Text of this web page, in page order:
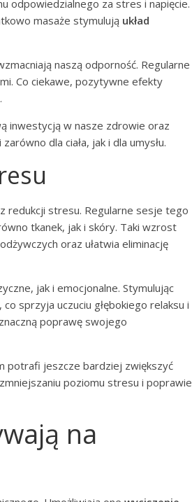
odpowiedzialnego za stres i napięcie.
masaże stymulują układ
naszą odporność. Regularne
Co ciekawe, pozytywne efekty
inwestycją w nasze zdrowie oraz
dla ciała, jak i dla umysłu.
redukcji stresu. Regularne sesje tego
tkanek, jak i skóry. Taki wzrost
oraz ułatwia eliminację
jak i emocjonalne. Stymulując
sprzyja uczuciu głębokiego relaksu i
poprawę swojego
potrafi jeszcze bardziej zwiększyć
poziomu stresu i poprawie
na